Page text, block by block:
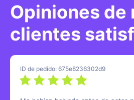
Opiniones de
clientes
ID de pedido: 675e8236302d9